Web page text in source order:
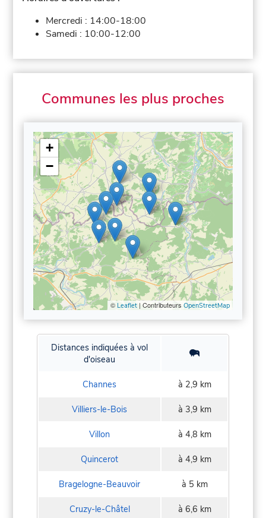
Mercredi : 14:00-18:00
Samedi : 10:00-12:00
Communes les plus proches
+
−
© Leaflet| Contributeurs OpenStreetMap
Distances indiquées à vol
d'oiseau
Channes à 2,9 km
Villiers-le-Bois à 3,9 km
Villon à 4,8 km
Quincerot à 4,9 km
Bragelogne-Beauvoir à 5 km
Cruzy-le-Châtel à 6,6 km